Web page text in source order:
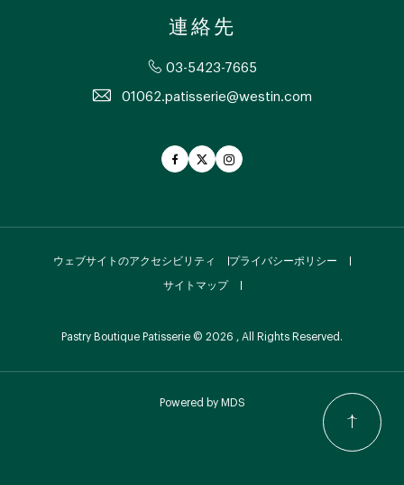
連絡先
03-5423-7665
01062.patisserie@westin.com
FacebookTwitterInstagram
ウェブサイトのアクセシビリティ プライバシーポリシー
サイトマップ
Pastry Boutique Patisserie © 2026 , All Rights Reserved.
Powered by MDS